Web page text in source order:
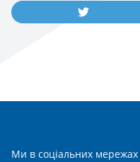
Ми в соціальних мережах